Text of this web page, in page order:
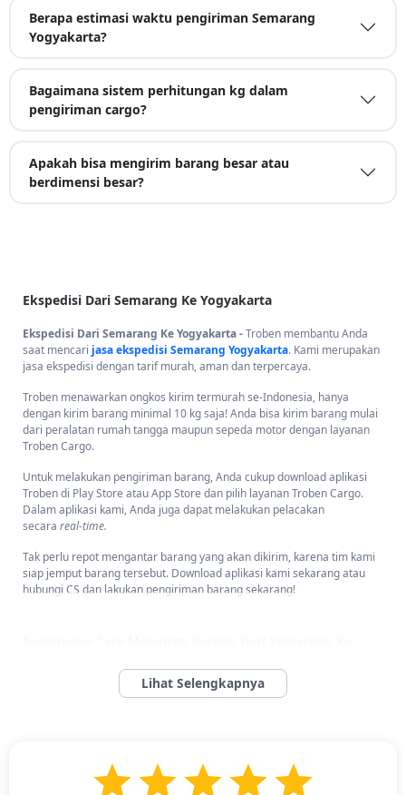
Berapa estimasi waktu pengiriman Semarang
Yogyakarta?
Bagaimana sistem perhitungan kg dalam
pengiriman cargo?
Apakah bisa mengirim barang besar atau
berdimensi besar?
Ekspedisi Dari Semarang Ke Yogyakarta
Ekspedisi Dari Semarang Ke Yogyakarta -Troben membantu Anda
saat mencari jasa ekspedisi Semarang Yogyakarta. Kami merupakan
jasa ekspedisi dengan tarif murah, aman dan terpercaya.
Troben menawarkan ongkos kirim termurah se-Indonesia, hanya
dengan kirim barang minimal 10 kg saja! Anda bisa kirim barang mulai
dari peralatan rumah tangga maupun sepeda motor dengan layanan
Troben Cargo.
Untuk melakukan pengiriman barang, Anda cukup download aplikasi
Troben di Play Store atau App Store dan pilih layanan Troben Cargo.
Dalam aplikasi kami, Anda juga dapat melakukan pelacakan
secara real-time.
Tak perlu repot mengantar barang yang akan dikirim, karena tim kami
siap jemput barang tersebut. Download aplikasi kami sekarang atau
hubungi CS dan lakukan pengiriman barang sekarang!
Bagaimana Cara Mengirim Barang Dari Semarang Ke Yogyakarta
Troben memberikan solusi untuk pengiriman barang. Kami